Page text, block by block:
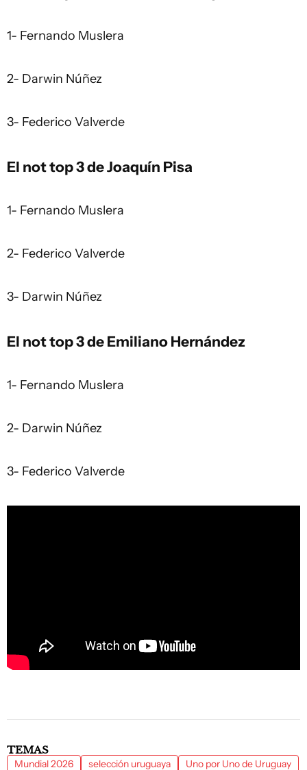
1- Fernando Muslera
2- Darwin Núñez
3- Federico Valverde
El not top 3 de Joaquín Pisa
1- Fernando Muslera
2- Federico Valverde
3- Darwin Núñez
El not top 3 de Emiliano Hernández
1- Fernando Muslera
2- Darwin Núñez
3- Federico Valverde
TEMAS
Mundial 2026 selección uruguaya Uno por Uno de Uruguay